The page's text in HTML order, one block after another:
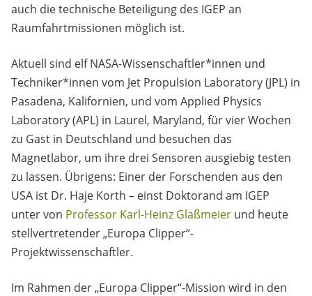
auch die technische Beteiligung des IGEP an
Raumfahrtmissionen möglich ist.
Aktuell sind elf NASA-Wissenschaftler*innen und
Techniker*innen vom Jet Propulsion Laboratory (JPL) in
Pasadena, Kalifornien, und vom Applied Physics
Laboratory (APL) in Laurel, Maryland, für vier Wochen
zu Gast in Deutschland und besuchen das
Magnetlabor, um ihre drei Sensoren ausgiebig testen
zu lassen. Übrigens: Einer der Forschenden aus den
USA ist Dr. Haje Korth – einst Doktorand am IGEP
unter von Professor Karl-Heinz Glaßmeier und heute
stellvertretender „Europa Clipper“-
Projektwissenschaftler.
Im Rahmen der „Europa Clipper“-Mission wird in den